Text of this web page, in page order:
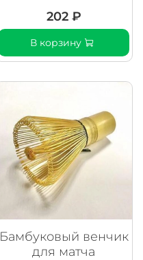
202 ₽
В корзину
Бамбуковый венчик
для матча